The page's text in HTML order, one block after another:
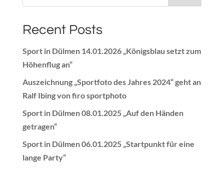
Recent Posts
Sport in Dülmen 14.01.2026 „Königsblau setzt zum
Höhenflug an“
Auszeichnung „Sportfoto des Jahres 2024“ geht an
Ralf Ibing von firo sportphoto
Sport in Dülmen 08.01.2025 „Auf den Händen
getragen“
Sport in Dülmen 06.01.2025 „Startpunkt für eine
lange Party“